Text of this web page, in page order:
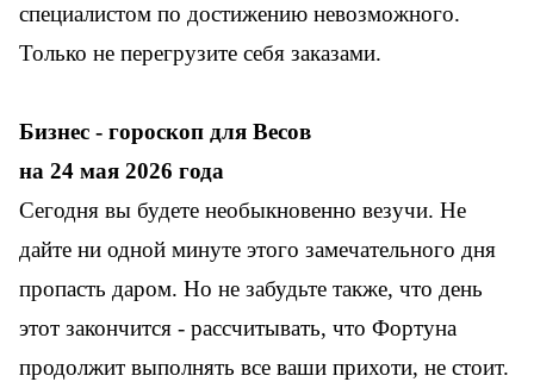
специалистом по достижению невозможного.
Только не перегрузите себя заказами.
Бизнес - гороскоп для Весов
на 24 мая 2026 года
Сегодня вы будете необыкновенно везучи. Не
дайте ни одной минуте этого замечательного дня
пропасть даром. Но не забудьте также, что день
этот закончится - рассчитывать, что Фортуна
продолжит выполнять все ваши прихоти, не стоит.